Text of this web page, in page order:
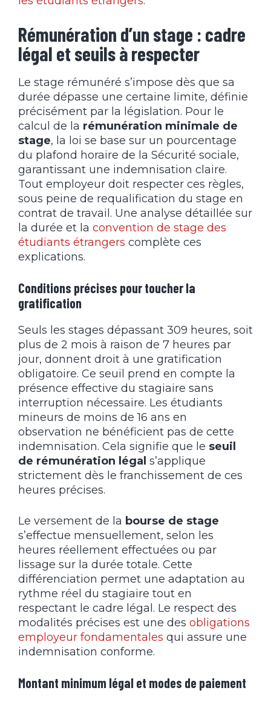
Rémunération d’un stage : cadre
légal et seuils à respecter
Le stage rémunéré s’impose dès que sa
durée dépasse une certaine limite, définie
précisément par la législation. Pour le
calcul de la rémunération minimale de
stage, la loi se base sur un pourcentage
du plafond horaire de la Sécurité sociale,
garantissant une indemnisation claire.
Tout employeur doit respecter ces règles,
sous peine de requalification du stage en
contrat de travail. Une analyse détaillée sur
la durée et la convention de stage des
étudiants étrangers complète ces
explications.
Conditions précises pour toucher la
gratification
Seuls les stages dépassant 309 heures, soit
plus de 2 mois à raison de 7 heures par
jour, donnent droit à une gratification
obligatoire. Ce seuil prend en compte la
présence effective du stagiaire sans
interruption nécessaire. Les étudiants
mineurs de moins de 16 ans en
observation ne bénéficient pas de cette
indemnisation. Cela signifie que le seuil
de rémunération légal s’applique
strictement dès le franchissement de ces
heures précises.
Le versement de la bourse de stage
s’effectue mensuellement, selon les
heures réellement effectuées ou par
lissage sur la durée totale. Cette
différenciation permet une adaptation au
rythme réel du stagiaire tout en
respectant le cadre légal. Le respect des
modalités précises est une des obligations
employeur fondamentales qui assure une
indemnisation conforme.
Montant minimum légal et modes de paiement